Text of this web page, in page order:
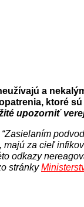
a
ktoré
upozorniť
“Zasielaním
za cieľ
odkazy
stránky